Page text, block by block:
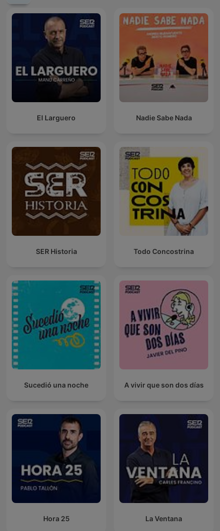
El Larguero Nadie Sabe Nada
SER Historia Todo Concostrina
Sucedió una noche A vivir que son dos días
Hora 25 La Ventana